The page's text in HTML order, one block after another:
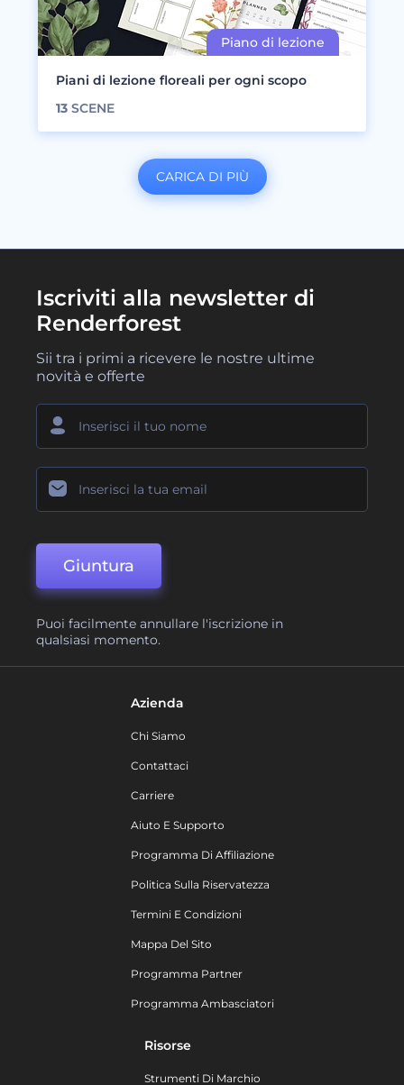
Piani di lezione floreali per ogni scopo
13 SCENE
CARICA DI PIÙ
Iscriviti alla newsletter di
Renderforest
Sii tra i primi a ricevere le nostre ultime
novità e offerte
Giuntura
Puoi facilmente annullare l'iscrizione in
qualsiasi momento.
Azienda
Chi Siamo
Contattaci
Carriere
Aiuto E Supporto
Programma Di Affiliazione
Politica Sulla Riservatezza
Termini E Condizioni
Mappa Del Sito
Programma Partner
Programma Ambasciatori
Risorse
Strumenti Di Marchio